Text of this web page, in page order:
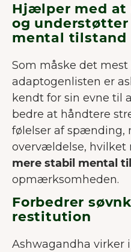
Hjælper med at
og
mental tilstand
Som måske det
adaptogenlisten er
kendt for sin evne til
bedre at håndtere
følelser af spænding,
overvældelse, hvilket
mere stabil mental
opmærksomheden.
Forbedrer
restitution
Ashwagandha virker